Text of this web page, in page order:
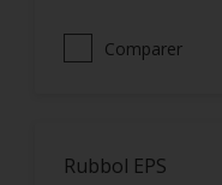
Comparer
Rubbol EPS